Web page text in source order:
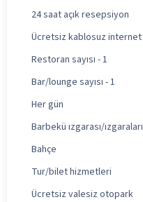
24 saat açık resepsiyon
Ücretsiz kablosuz internet
Restoran sayısı - 1
Bar/lounge sayısı - 1
Her gün
Barbekü ızgarası/ızgaraları
Bahçe
Tur/bilet hizmetleri
Ücretsiz valesiz otopark